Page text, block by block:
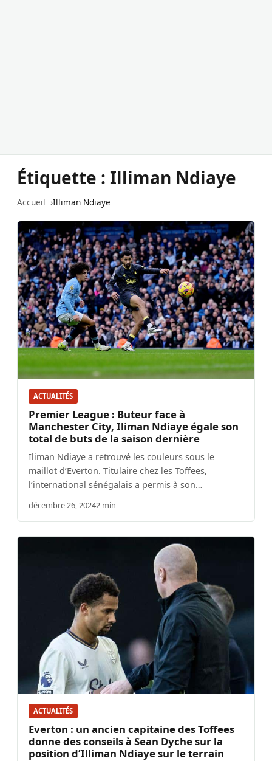
Étiquette : Illiman Ndiaye
Accueil Illiman Ndiaye
ACTUALITÉS
Premier League : Buteur face à
Manchester City, Iliman Ndiaye égale son
total de buts de la saison dernière
Iliman Ndiaye a retrouvé les couleurs sous le
maillot d’Everton. Titulaire chez les Toffees,
l’international sénégalais a permis à son…
décembre 26, 20242 min
ACTUALITÉS
Everton : un ancien capitaine des Toffees
donne des conseils à Sean Dyche sur la
position d’Illiman Ndiaye sur le terrain